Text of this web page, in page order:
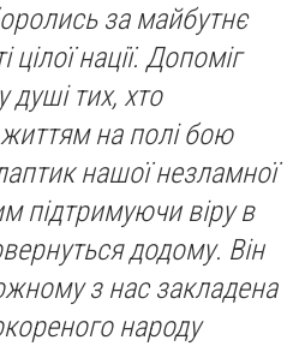
за майбутнє
нації. Допоміг
тих, хто
на полі бою
нашої незламної
підтримуючи віру в
додому. Він
з нас закладена
народу